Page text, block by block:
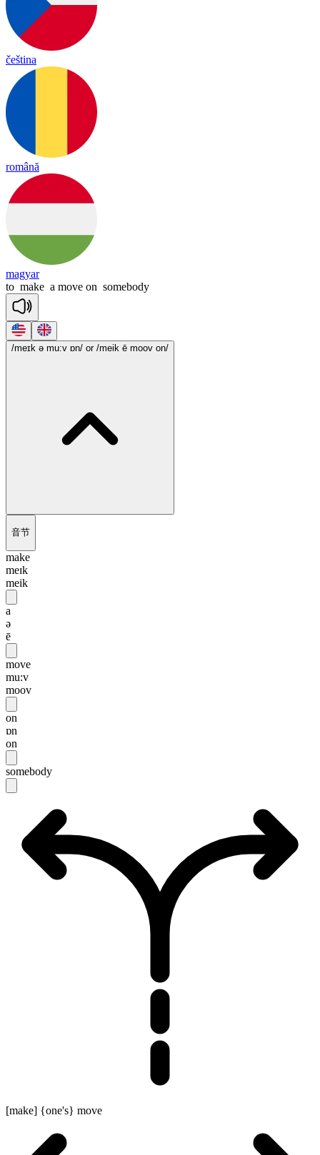
čeština
română
magyar
to make a move on somebody
/meɪk ə mu:v ɒn/ or /meik ē moov on/
音节
make
meɪk
meik
a
ə
ē
move
mu:v
moov
on
ɒn
on
somebody
[make] {one's} move